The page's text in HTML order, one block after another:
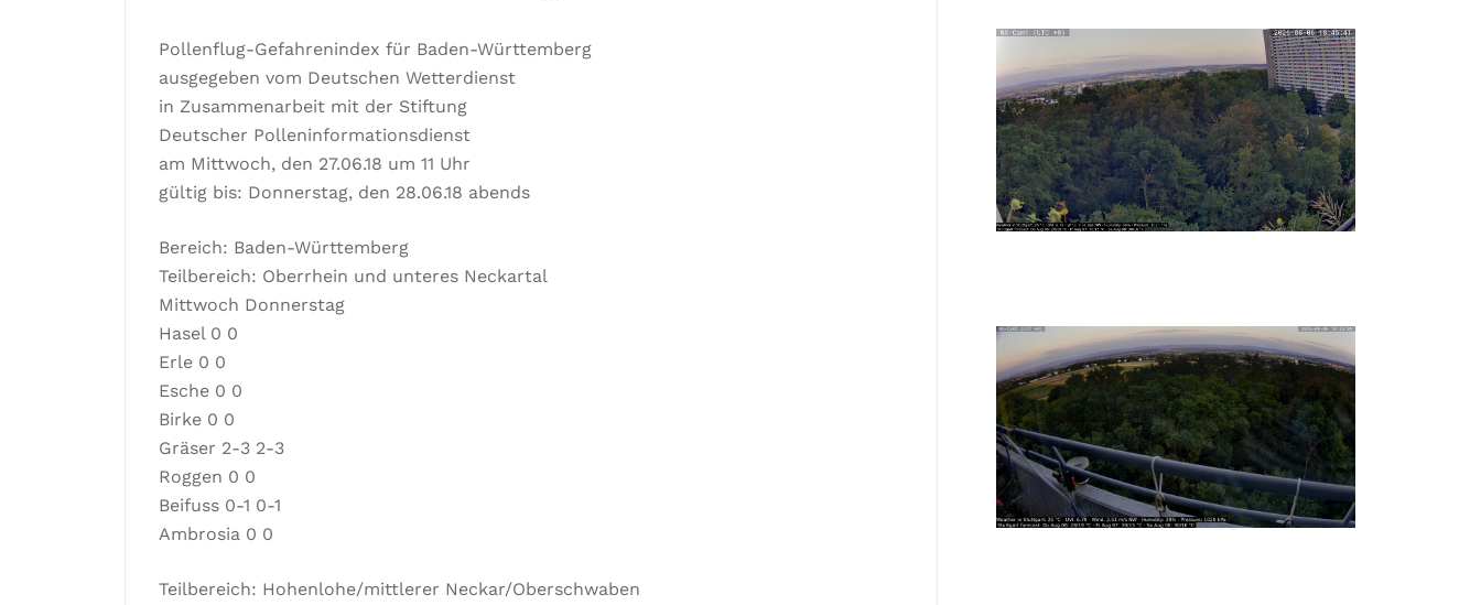
Pollenflug-Gefahrenindex für Baden-Württemberg
ausgegeben vom Deutschen Wetterdienst
in Zusammenarbeit mit der Stiftung
Deutscher Polleninformationsdienst
am Mittwoch, den 27.06.18 um 11 Uhr
gültig bis: Donnerstag, den 28.06.18 abends
Bereich: Baden-Württemberg
Teilbereich: Oberrhein und unteres Neckartal
Mittwoch Donnerstag
Hasel 0 0
Erle 0 0
Esche 0 0
Birke 0 0
Gräser 2-3 2-3
Roggen 0 0
Beifuss 0-1 0-1
Ambrosia 0 0
Teilbereich: Hohenlohe/mittlerer Neckar/Oberschwaben